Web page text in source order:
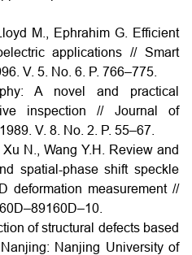
M., Ephrahim G. Efficient
applications // Smart
V. 5. No. 6. P. 766–775.
A novel and practical
inspection // Journal of
V. 8. No. 2. P. 55–67.
N., Wang Y.H. Review and
spatial-phase shift speckle
deformation measurement //
of structural defects based
Nanjing University of